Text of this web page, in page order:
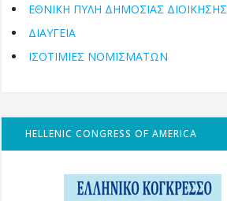
ΕΘΝΙΚΉ ΠΎΛΗ ΔΗΜΌΣΙΑΣ ΔΙΟΊΚΗΣΗΣ
ΔΙΑΥΓΕΙΑ
ΙΣΟΤΙΜΙΕΣ ΝΟΜΙΣΜΑΤΩΝ
HELLENIC CONGRESS OF AMERICA